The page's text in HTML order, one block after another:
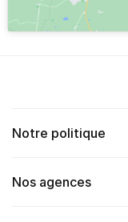
Notre politique
Nos agences